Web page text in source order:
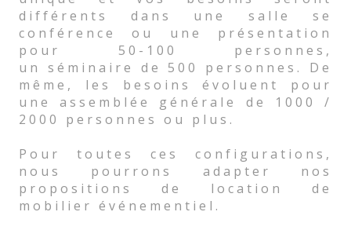
différents dans une salle se
conférence ou une présentation
pour 50-100 personnes,
un séminaire de 500 personnes. De
même, les besoins évoluent pour
une assemblée générale de 1000 /
2000 personnes ou plus.
Pour toutes ces configurations,
nous pourrons adapter nos
propositions de location de
mobilier événementiel.